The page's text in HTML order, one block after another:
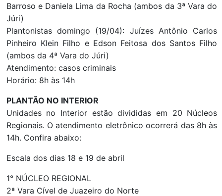
Barroso e Daniela Lima da Rocha (ambos da 3ª Vara do
Júri)
Plantonistas domingo (19/04): Juízes Antônio Carlos
Pinheiro Klein Filho e Edson Feitosa dos Santos Filho
(ambos da 4ª Vara do Júri)
Atendimento: casos criminais
Horário: 8h às 14h
PLANTÃO NO INTERIOR
Unidades no Interior estão divididas em 20 Núcleos
Regionais. O atendimento eletrônico ocorrerá das 8h às
14h. Confira abaixo:
Escala dos dias 18 e 19 de abril
1° NÚCLEO REGIONAL
2ª Vara Cível de Juazeiro do Norte